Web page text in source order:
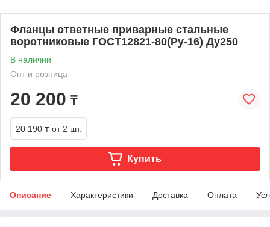
Фланцы ответные приварные стальные
воротниковые ГОСТ12821-80(Ру-16) Ду250
В наличии
Опт и розница
20 200 ₸
20 190 ₸ от 2 шт.
Купить
Описание Характеристики Доставка Оплата